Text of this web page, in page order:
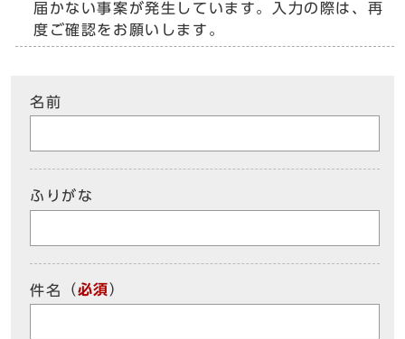
届かない事案が発生しています。入力の際は、再
度ご確認をお願いします。
名前
ふりがな
件名 （必須）